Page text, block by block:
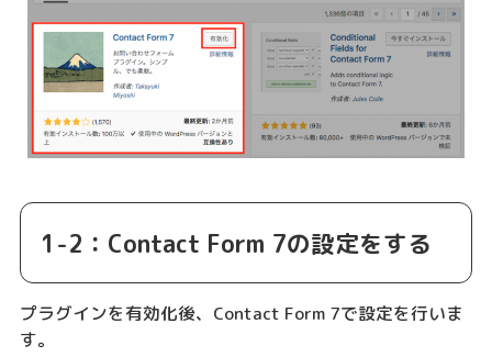
1-2：Contact Form 7の設定をする
プラグインを有効化後、Contact Form 7で設定を行いま
す。